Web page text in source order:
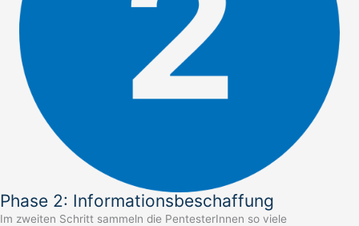
Phase 2: Informationsbeschaffung
Im zweiten Schritt sammeln die PentesterInnen so viele